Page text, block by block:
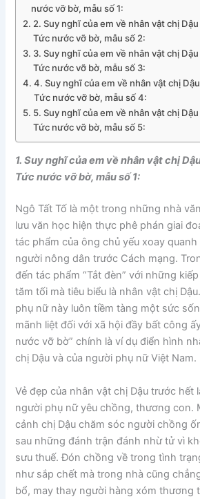
nước vỡ bờ, mẫu số 1:
2. Suy nghĩ của em về nhân vật chị
Tức nước vỡ bờ, mẫu số 2:
3. Suy nghĩ của em về nhân vật chị
Tức nước vỡ bờ, mẫu số 3:
4. Suy nghĩ của em về nhân vật chị
Tức nước vỡ bờ, mẫu số 4:
5. Suy nghĩ của em về nhân vật chị
Tức nước vỡ bờ, mẫu số 5:
1. Suy nghĩ của em về nhân vật chị
Tức nước vỡ bờ, mẫu số 1:
Ngô Tất Tố là một trong những nhà
lưu văn học hiện thực phê phán giai
tác phẩm của ông chủ yếu xoay
người nông dân trước Cách mạng.
đến tác phẩm “Tắt đèn” với những
tăm tối mà tiêu biểu là nhân vật chị
phụ nữ này luôn tiềm tàng một sức
mãnh liệt đối với xã hội đầy bất công
nước vỡ bờ” chính là ví dụ điển hình
chị Dậu và của người phụ nữ Việt Nam.
Vẻ đẹp của nhân vật chị Dậu trước hết
người phụ nữ yêu chồng, thương con.
cảnh chị Dậu chăm sóc người chồng
sau những đánh trận đánh nhừ tử vì
sưu thuế. Đón chồng về trong tình
như sắp chết mà trong nhà cũng
bổ, may thay người hàng xóm thương